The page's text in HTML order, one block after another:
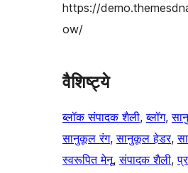
https://
ow/
वैशिष्ट्ये
ब्लॉक संपादक शैली, ब्लॉग,
सानुकूल रंग, सानुकूल हेडर,
स्वरूपित मेनू, संपादक शैली,